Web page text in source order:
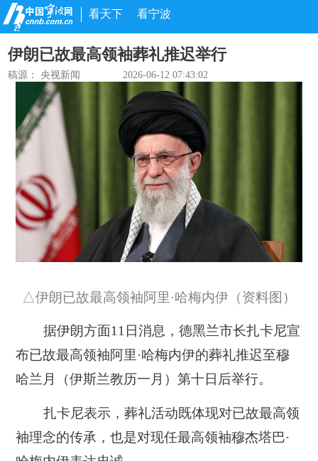
看天下 看宁波
伊朗已故最高领袖葬礼推迟举行
稿源：央视新闻 2026-06-12 07:43:02
△伊朗已故最高领袖阿里·哈梅内伊（资料图）
据伊朗方面11日消息，德黑兰市长扎卡尼宣
布已故最高领袖阿里·哈梅内伊的葬礼推迟至穆
哈兰月（伊斯兰教历一月）第十日后举行。
扎卡尼表示，葬礼活动既体现对已故最高领
袖理念的传承，也是对现任最高领袖穆杰塔巴·